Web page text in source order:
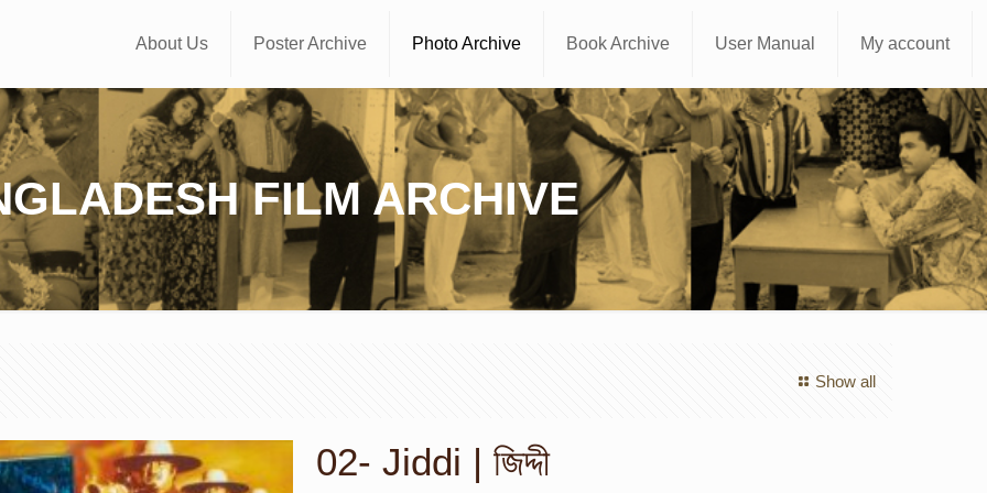
About Us Poster Archive Photo Archive Book Archive User Manual My account
FILM ARCHIVE
Show all
02- Jiddi | জিদ্দী